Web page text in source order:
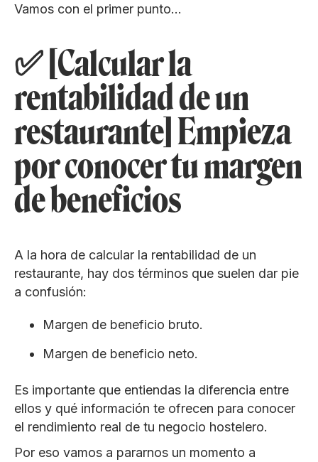
Vamos con el primer punto…
✅ [Calcular la
rentabilidad de un
restaurante] Empieza
por conocer tu margen
de beneficios
A la hora de calcular la rentabilidad de un
restaurante, hay dos términos que suelen dar pie
a confusión:
Margen de beneficio bruto.
Margen de beneficio neto.
Es importante que entiendas la diferencia entre
ellos y qué información te ofrecen para conocer
el rendimiento real de tu negocio hostelero.
Por eso vamos a pararnos un momento a